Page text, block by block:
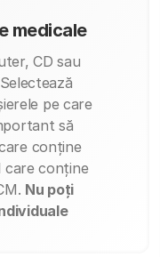
medicale
CD sau
pe care
să
conține
care conține
Nu poți